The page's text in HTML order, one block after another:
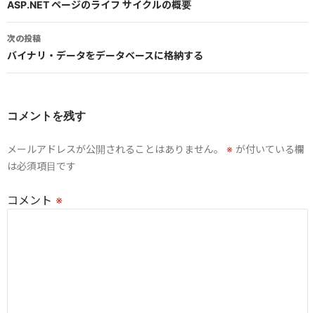
稿
ナ
ビ
ョ
ASP.NET ページのライフ サイクルの概要
次の投稿
バイナリ・データをデータベースに格納する
コメントを残す
メールアドレスが公開されることはありません。 ※ が付いている欄
は必須項目です
コメント ※